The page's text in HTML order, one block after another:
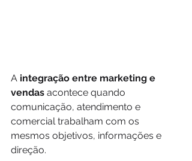
A integração entre marketing e
vendas acontece quando
comunicação, atendimento e
comercial trabalham com os
mesmos objetivos, informações e
direção.